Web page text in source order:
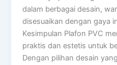
dalam berbagai desain,
disesuaikan dengan gaya
Kesimpulan Plafon PVC
praktis dan estetis untuk
Dengan pilihan desain